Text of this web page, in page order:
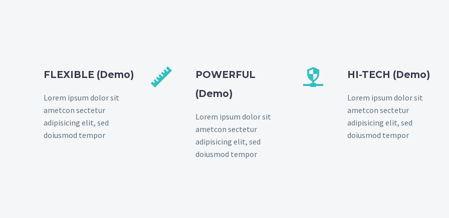
FLEXIBLE (Demo)
Lorem ipsum dolor sit
ametcon sectetur
adipisicing elit, sed
doiusmod tempor


POWERFUL
(Demo)
Lorem ipsum dolor sit
ametcon sectetur
adipisicing elit, sed
doiusmod tempor

 HI-TECH (Demo)
Lorem ipsum dolor sit
ametcon sectetur
adipisicing elit, sed
doiusmod tempor